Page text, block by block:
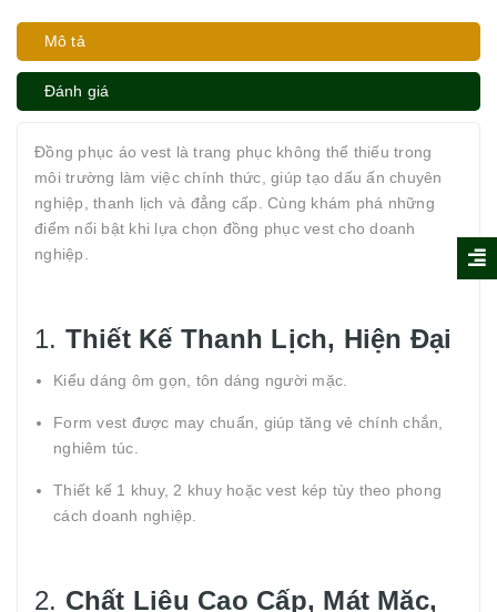
Mô tả
Đánh giá
Đồng phục áo vest là trang phục không thể thiếu trong
môi trường làm việc chính thức, giúp tạo dấu ấn chuyên
nghiệp, thanh lịch và đẳng cấp. Cùng khám phá những
điểm nổi bật khi lựa chọn đồng phục vest cho doanh
nghiệp.
1. Thiết Kế Thanh Lịch, Hiện Đại
Kiểu dáng ôm gọn, tôn dáng người mặc.
Form vest được may chuẩn, giúp tăng vẻ chính chắn,
nghiêm túc.
Thiết kế 1 khuy, 2 khuy hoặc vest kép tùy theo phong
cách doanh nghiệp.
2. Chất Liệu Cao Cấp, Mát Mặc,